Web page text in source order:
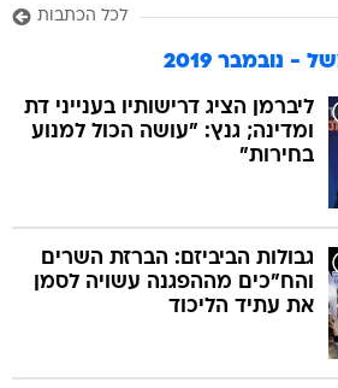
לכל הכתבות
- נובמבר 2019
ליברמן הציג דרישותיו בענייני דת
ומדינה; גנץ: "עושה הכול למנוע
בחירות"
גבולות הביביזם: הברזת השרים
והח"כים מההפגנה עשויה לסמן
את עתיד הליכוד